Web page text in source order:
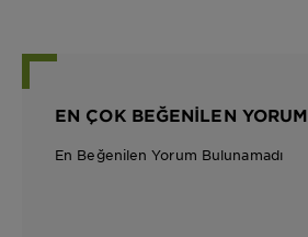
EN ÇOK BEĞENILEN YORUM
En Beğenilen Yorum Bulunamadı